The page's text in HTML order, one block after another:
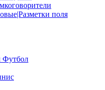
поля
Футбол